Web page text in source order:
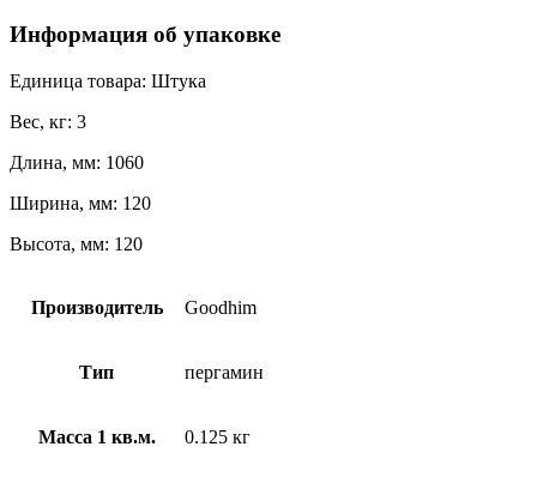
Информация об упаковке
Единица товара: Штука
Вес, кг: 3
Длина, мм: 1060
Ширина, мм: 120
Высота, мм: 120
Производитель Goodhim
Тип пергамин
Масса 1 кв.м. 0.125 кг